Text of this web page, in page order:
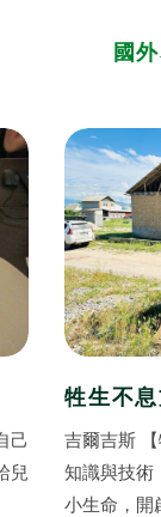
國
己
兒
牲生不
吉爾吉斯
知識與技術
小生命，開